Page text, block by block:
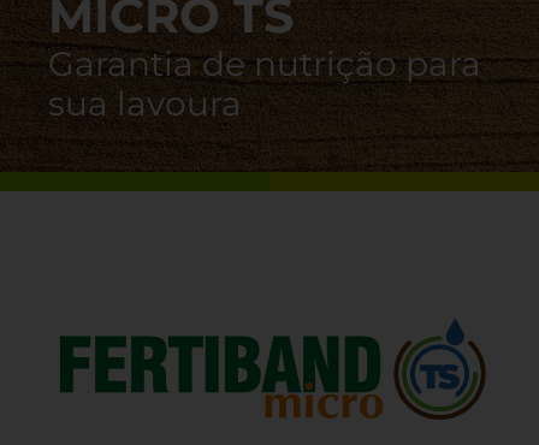
MICRO TS
Garantia de nutrição para
sua lavoura